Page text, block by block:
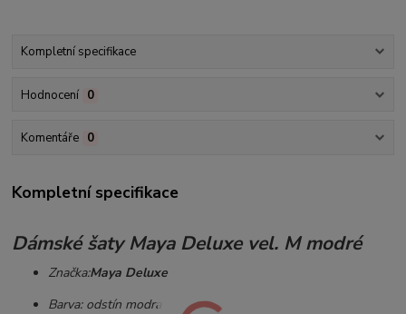
Kompletní specifikace
Hodnocení 0
Komentáře 0
Kompletní specifikace
Dámské šaty Maya Deluxe vel. M modré
Značka:Maya Deluxe
Barva: odstín modra